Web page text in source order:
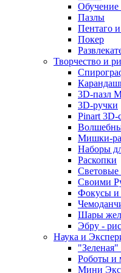
Обучение
Пазлы
Пентаго
Покер
Творчество и
3D-пазл
3D-ручки
Pinart 3D-
Мишки-
Наборы
Раскопки
Своими
Фокусы и
Шары
Эбру -
Наука и
"Зеленая"
Роботы и
Мини